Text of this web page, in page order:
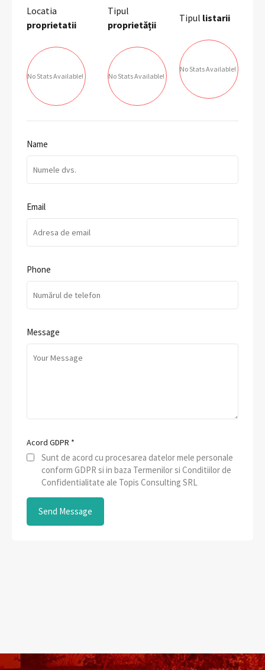
Locatia
proprietatii
No Stats Available!
Tipul
proprietății
No Stats Available!
Tipul listarii
No Stats Available!
Name
Email
Phone
Message
Acord GDPR *
Sunt de acord cu procesarea datelor mele personale
conform GDPR si in baza Termenilor si Conditiilor de
Confidentialitate ale Topis Consulting SRL